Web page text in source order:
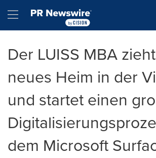
Hamburger menu
Der LUISS MBA
neues Heim in der
und startet einen
dem Microsoft